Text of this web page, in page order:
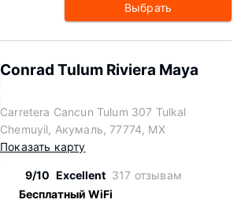
Выбрать
Conrad Tulum Riviera Maya
Carretera Cancun Tulum 307 Tulkal
Chemuyil, Акумаль, 77774, MX
Показать карту
9/10 Excellent 317 отзывам
Бесплатный WiFi